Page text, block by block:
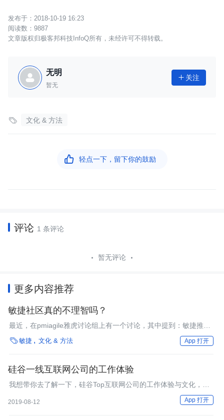
2018-10-19 16:23
9887
文章版权归极客邦科技InfoQ所有，未经许可不得转载。
无明
暂无
 关注
 文化 & 方法
 轻点一下，留下你的鼓励
评论 1 条评论
暂无评论
更多内容推荐
敏捷社区真的不理智吗？
最近，在pmiagile雅虎讨论组上有一个讨论，其中提到：敏捷推荐
的一些做法看起来有些幼稚，这会让人感到郁闷。
敏捷 文化 & 方法 App 打开
硅谷一线互联网公司的工作体验
我想带你去了解一下，硅谷Top互联网公司的工作体验与文化，这
2019-08-12 App 打开